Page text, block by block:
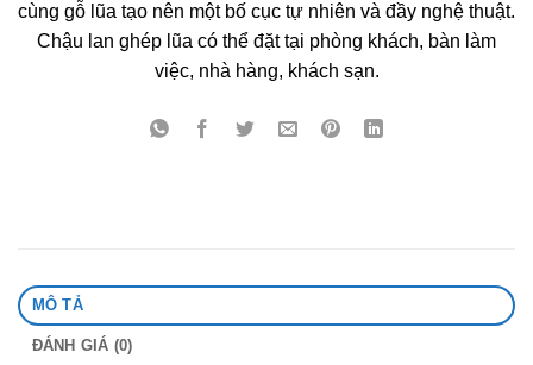
cùng gỗ lũa tạo nên một bố cục tự nhiên và đầy nghệ thuật.
Chậu lan ghép lũa có thể đặt tại phòng khách, bàn làm
việc, nhà hàng, khách sạn.
MÔ TẢ
ĐÁNH GIÁ (0)